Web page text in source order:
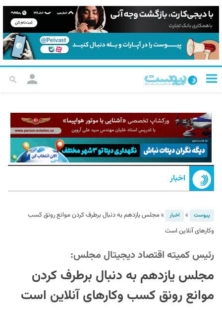
اخبار
پیوست » اخبار »مجلس یازدهم به دنبال برطرف کردن موانع رونق کسب
وکار‌های آنلاین است
رئیس کمیته اقتصاد دیجیتال مجلس:
مجلس یازدهم به دنبال برطرف کردن
موانع رونق کسب وکار‌های آنلاین است